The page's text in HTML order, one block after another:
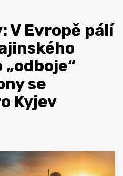
V Evropě pálí
se
Kyjev